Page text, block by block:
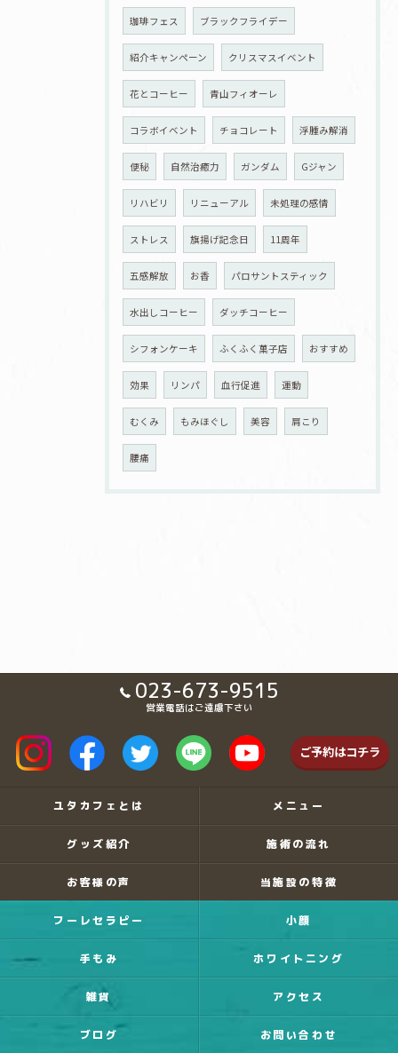
珈琲フェス ブラックフライデー
紹介キャンペーン クリスマスイベント
花とコーヒー 青山フィオーレ
コラボイベント チョコレート 浮腫み解消
便秘 自然治癒力 ガンダム Gジャン
リハビリ リニューアル 未処理の感情
ストレス 旗揚げ記念日 11周年
五感解放 お香 パロサントスティック
水出しコーヒー ダッチコーヒー
シフォンケーキ ふくふく菓子店 おすすめ
効果 リンパ 血行促進 運動
むくみ もみほぐし 美容 肩こり
腰痛
023-673-9515
営業電話はご遠慮下さい
ご予約はコチラ
ユタカフェとは メニュー
グッズ紹介 施術の流れ
お客様の声 当施設の特徴
フーレセラピー 小顔
手もみ ホワイトニング
雑貨 アクセス
ブログ お問い合わせ